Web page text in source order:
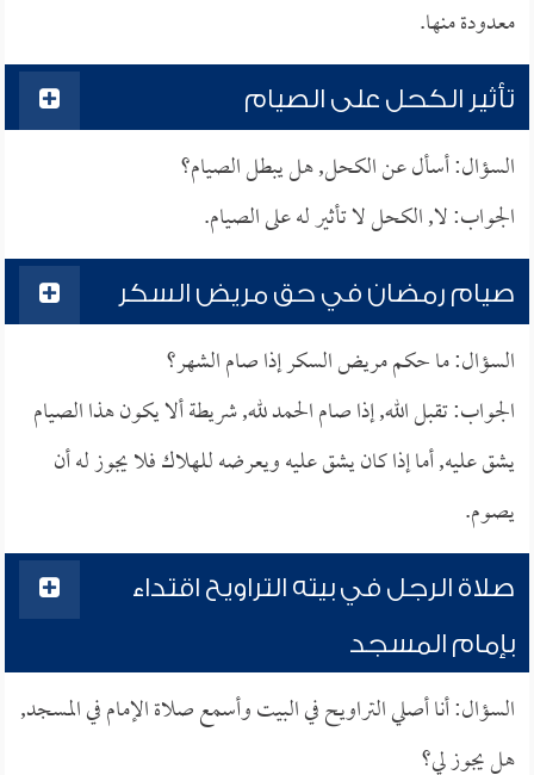
معدودة منها.
تأثير الكحل على الصيام
السؤال: أسأل عن الكحل, هل يبطل الصيام؟
الجواب: لا, الكحل لا تأثير له على الصيام.
صيام رمضان في حق مريض السكر
السؤال: ما حكم مريض السكر إذا صام الشهر؟
الجواب: تقبل الله, إذا صام الحمد لله, شريطة ألا يكون هذا الصيام
يشق عليه, أما إذا كان يشق عليه ويعرضه للهلاك فلا يجوز له أن
يصوم.
صلاة الرجل في بيته التراويح اقتداء
بإمام المسجد
السؤال: أنا أصلي التراويح في البيت وأسمع صلاة الإمام في المسجد,
هل يجوز لي؟